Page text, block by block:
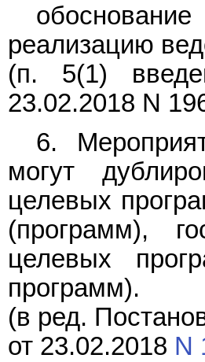
реализацию
(п. 5(1)
23.02.2018 N
6.
могут
целевых
(программ),
целевых
программ).
(в ред.
от 23.02.2018 N